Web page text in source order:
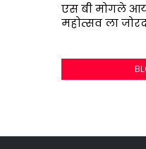
एस बी मोगले
महोत्सव ला